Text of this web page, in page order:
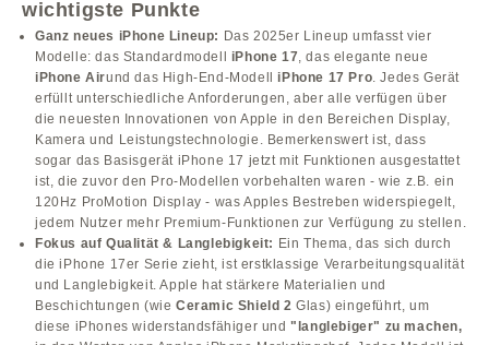
wichtigste Punkte
Ganz neues iPhone Lineup: Das 2025er Lineup umfasst vier
Modelle: das Standardmodell iPhone 17, das elegante neue
iPhone Airund das High-End-Modell iPhone 17 Pro. Jedes Gerät
erfüllt unterschiedliche Anforderungen, aber alle verfügen über
die neuesten Innovationen von Apple in den Bereichen Display,
Kamera und Leistungstechnologie. Bemerkenswert ist, dass
sogar das Basisgerät iPhone 17 jetzt mit Funktionen ausgestattet
ist, die zuvor den Pro-Modellen vorbehalten waren - wie z.B. ein
120Hz ProMotion Display - was Apples Bestreben widerspiegelt,
jedem Nutzer mehr Premium-Funktionen zur Verfügung zu stellen.
Fokus auf Qualität & Langlebigkeit: Ein Thema, das sich durch
die iPhone 17er Serie zieht, ist erstklassige Verarbeitungsqualität
und Langlebigkeit. Apple hat stärkere Materialien und
Beschichtungen (wie Ceramic Shield 2 Glas) eingeführt, um
diese iPhones widerstandsfähiger und"langlebiger" zu machen,